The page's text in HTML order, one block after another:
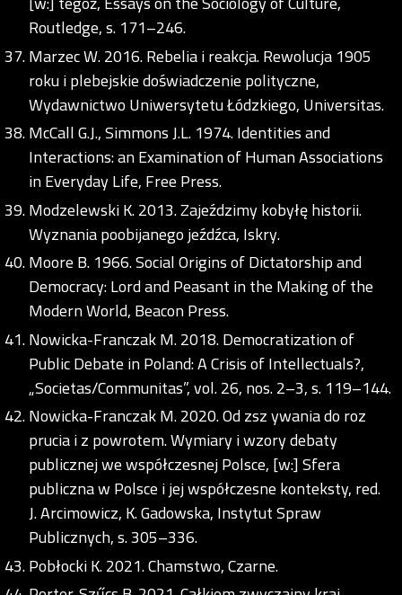
Routledge, s. 171–246.
Marzec W. 2016. Rebelia i reakcja. Rewolucja 1905
roku i plebejskie doświadczenie polityczne,
Wydawnictwo Uniwersytetu Łódzkiego, Universitas.
McCall G.J., Simmons J.L. 1974. Identities and
Interactions: an Examination of Human Associations
in Everyday Life, Free Press.
Modzelewski K. 2013. Zajeździmy kobyłę historii.
Wyznania poobijanego jeźdźca, Iskry.
Moore B. 1966. Social Origins of Dictatorship and
Democracy: Lord and Peasant in the Making of the
Modern World, Beacon Press.
Nowicka-Franczak M. 2018. Democratization of
Public Debate in Poland: A Crisis of Intellectuals?,
„Societas/Communitas”, vol. 26, nos. 2–3, s. 119–144.
Nowicka-Franczak M. 2020. Od zsz ywania do roz
prucia i z powrotem. Wymiary i wzory debaty
publicznej we współczesnej Polsce, [w:] Sfera
publiczna w Polsce i jej współczesne konteksty, red.
J. Arcimowicz, K. Gadowska, Instytut Spraw
Publicznych, s. 305–336.
Pobłocki K. 2021. Chamstwo, Czarne.